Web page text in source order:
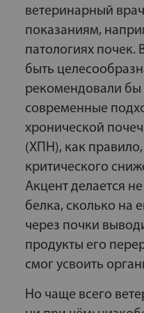
ветеринарный
показаниям,
патологиях почек.
быть
рекомендовали бы
современные
хронической
(ХПН), как
критического
Акцент делается
белка, сколько на
через почки
продукты его
смог усвоить
Но чаще всего